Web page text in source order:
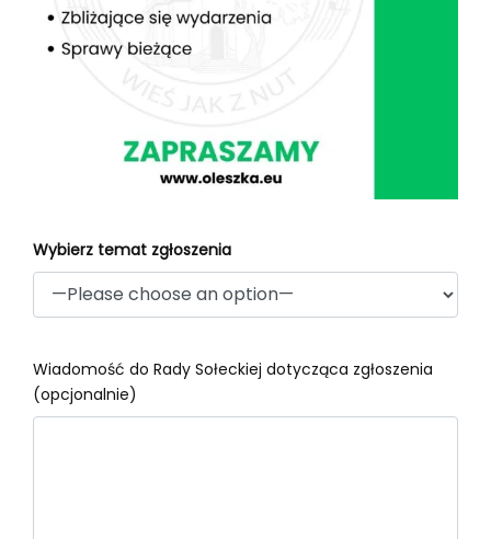
Wybierz temat zgłoszenia
Wiadomość do Rady Sołeckiej dotycząca zgłoszenia
(opcjonalnie)